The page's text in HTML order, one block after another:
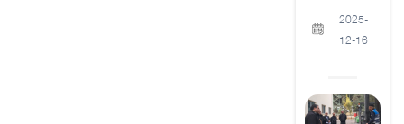
2025-
12-16